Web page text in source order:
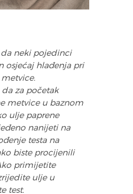
neki pojedinci
osjećaj hlađenja pri
za početak
metvice u baznom
ulje paprene
nanijeti na
testa na
biste procijenili
primijetite
ulje u
test.